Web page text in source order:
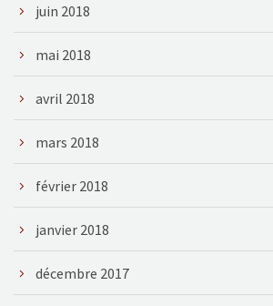
juin 2018
mai 2018
avril 2018
mars 2018
février 2018
janvier 2018
décembre 2017